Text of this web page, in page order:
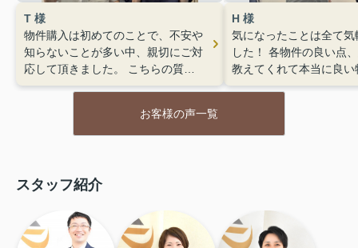
T 様
物件購入は初めてのことで、不安や
知らないことが多い中、親切にご対
応して頂きました。
こちらの質問
の中、除草やお掃除して頂き大変感
謝しております。
H 様
気になったことは全て気
した！
各物件の良い点
教えてくれて本当に良い
ーに対応してくれました
お客様の声一覧
スタッフ紹介